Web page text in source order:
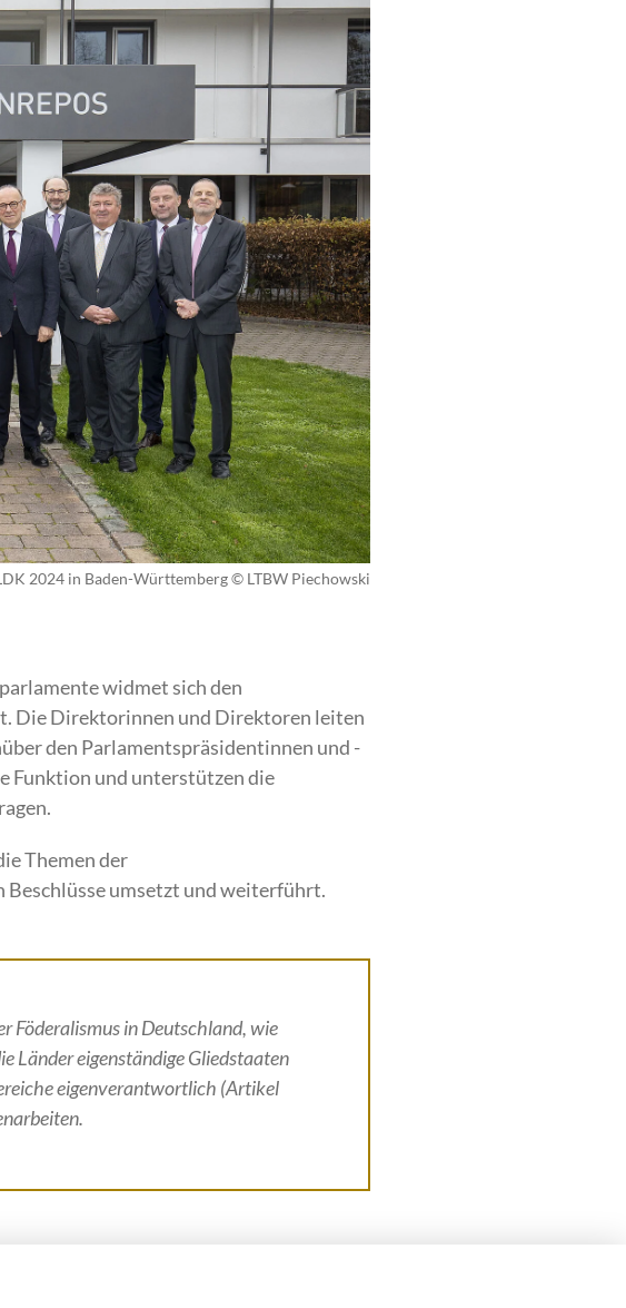
2024 in Baden-Württemberg © LTBW Piechowski
widmet sich den
Die Direktorinnen und Direktoren leiten
den Parlamentspräsidentinnen und -
Funktion und unterstützen die
Themen der
Beschlüsse umsetzt und weiterführt.
Föderalismus in Deutschland, wie
Länder eigenständige Gliedstaaten
eigenverantwortlich (Artikel